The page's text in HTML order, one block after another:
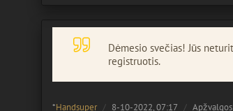
Dėmesio svečias! Jūs
registruotis.
*Handsuper 8-10-2022, 07:17